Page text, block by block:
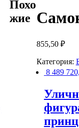
855,50 ₽
Категория:
Похо
жие
8 489